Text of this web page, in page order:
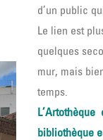
d’un public
Le lien est
quelques
mur, mais
temps.
L’Artothèque
bibliothèque